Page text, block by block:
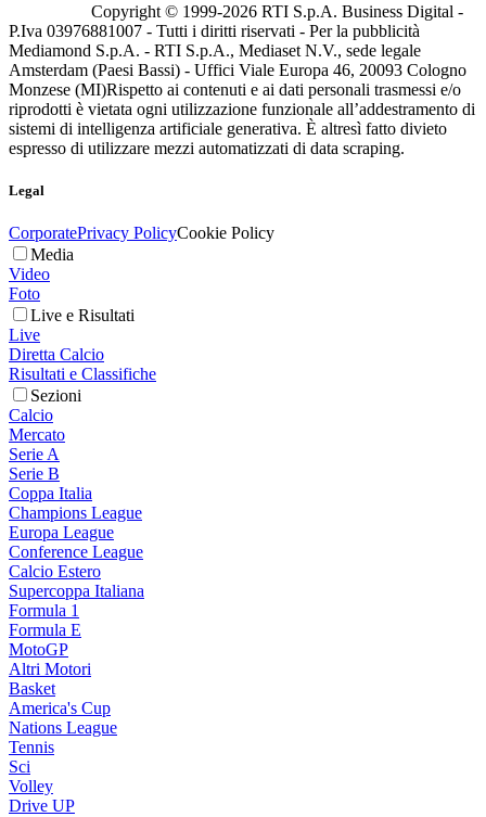
Copyright © 1999-2026 RTI S.p.A. Business Digital -
P.Iva 03976881007 - Tutti i diritti riservati - Per la pubblicità
Mediamond S.p.A. - RTI S.p.A., Mediaset N.V., sede legale
Amsterdam (Paesi Bassi) - Uffici Viale Europa 46, 20093 Cologno
Monzese (MI)Rispetto ai contenuti e ai dati personali trasmessi e/o
riprodotti è vietata ogni utilizzazione funzionale all’addestramento di
sistemi di intelligenza artificiale generativa. È altresì fatto divieto
espresso di utilizzare mezzi automatizzati di data scraping.
Legal
CorporatePrivacy PolicyCookie Policy
Media
Video
Foto
Live e Risultati
Live
Diretta Calcio
Risultati e Classifiche
Sezioni
Calcio
Mercato
Serie A
Serie B
Coppa Italia
Champions League
Europa League
Conference League
Calcio Estero
Supercoppa Italiana
Formula 1
Formula E
MotoGP
Altri Motori
Basket
America's Cup
Nations League
Tennis
Sci
Volley
Drive UP